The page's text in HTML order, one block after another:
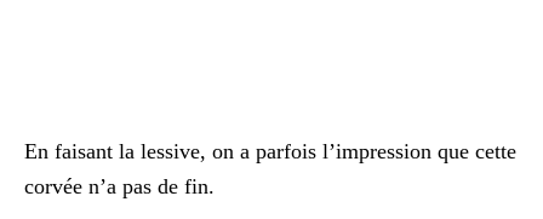
En faisant la lessive, on a parfois l’impression que cette
corvée n’a pas de fin.